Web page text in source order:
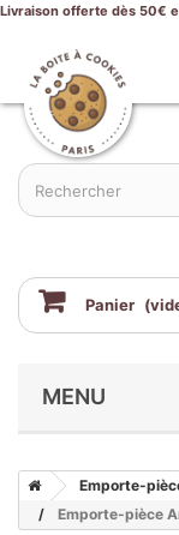
Livraison offerte dès 50€
Panier
MENU
Emporte-
Emporte-pièce